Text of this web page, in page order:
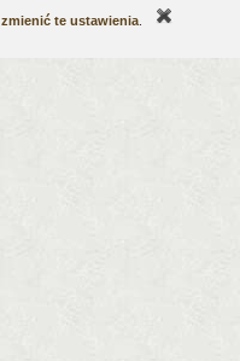
zmienić te ustawienia